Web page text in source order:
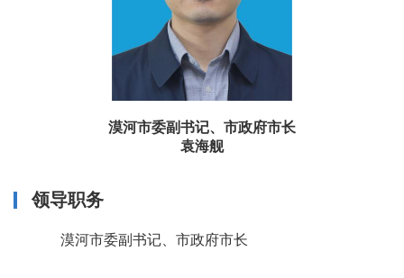
漠河市委副书记、市政府市长
袁海舰
领导职务
漠河市委副书记、市政府市长